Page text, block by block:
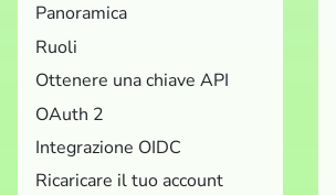
Panoramica
Ruoli
Ottenere una chiave API
OAuth 2
Integrazione OIDC
Ricaricare il tuo account